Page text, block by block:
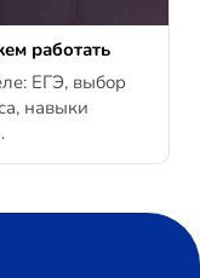
работать
ЕГЭ, выбор
навыки